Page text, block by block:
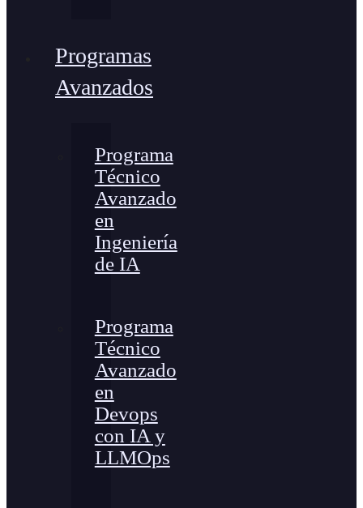
Programas
Avanzados
Programa
Técnico
Avanzado
en
Ingeniería
de IA
Programa
Técnico
Avanzado
en
Devops
con IA y
LLMOps